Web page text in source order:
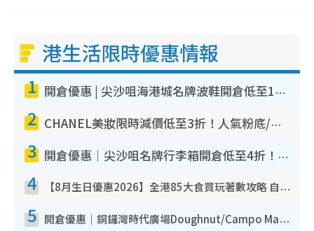
港生活限時優惠情報
1 開倉優惠 | 尖沙咀海港城名牌波鞋開倉低至1折！On鞋$899起／Joy&Peace鞋履$98起
2 CHANEL美妝限時減價低至3折！人氣粉底/唇膏/精華液低至$275！COCO香水都有平
3 開倉優惠｜尖沙咀名牌行李箱開倉低至4折！一連5日 American Tourister/ace./Hallmark $200起！
4 【8月生日優惠2026】全港85大食買玩著數攻略 自助餐/火鍋放題同行免費＋誠品/DONKI送現金券
5 開倉優惠｜銅鑼灣時代廣場Doughnut/Campo Marzio開倉低至1折！背囊、書包、手袋劈價$200起